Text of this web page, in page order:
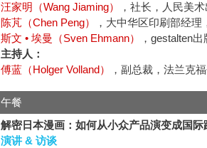
汪家明（Wang Jiaming）
，社长，人民美
陈芃（Chen Peng）
，大中华区印刷部经
斯文 • 埃曼（Sven Ehmann）
，gestalten
主持人：
傅蓝（Holger Volland）
，副总裁，法兰克
午餐
解密日本漫画：如何从小众产品演变成国际
演讲 & 访谈